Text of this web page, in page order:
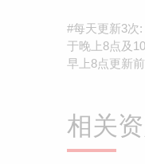
#每天更新3次:
于晚上8点及
早上8点更新
相关